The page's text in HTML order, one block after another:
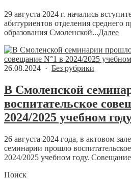
29 августа 2024 г. начались
абитуриентов отделения среднего
образования Смоленской...Далее
26.08.2024 · Без рубрики
В Смоленской
воспитательское
2024/2025 учебном
26 августа 2024 года, в актовом
семинарии прошло
2024/2025 учебном году. Совещание
Поиск